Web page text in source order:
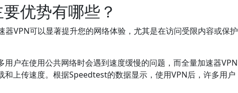
优势有哪些？
器VPN可以显著提升您的网络体验，尤其是在访问受限内容或保护
户在使用公共网络时会遇到速度缓慢的问题，而全量加速器VPN
上传速度。根据Speedtest的数据显示，使用VPN后，许多用户